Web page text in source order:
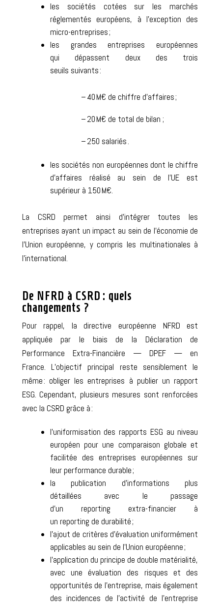
les sociétés cotées sur les marchés
réglementés européens, à l’exception des
micro-entreprises ;
les grandes entreprises européennes
quidépassent deux des trois
seuils suivants :
– 40 M€ de chiffre d’affaires ;
– 20 M€ de total de bilan ;
– 250 salariés .
les sociétés non européennes dont le chiffre
d’affaires réalisé au sein de l’UE est
supérieur à 150 M€.
La CSRD permet ainsi d’intégrer toutes les
entreprises ayant un impact au sein de l’économie de
l’Union européenne, y compris les multinationales à
l’international.
De NFRD à CSRD : quels
changements ?
Pour rappel, la directive européenne NFRD est
appliquée par le biais de la Déclaration de
Performance Extra-Financière — DPEF — en
France.L’objectif principal reste sensiblement le
même : obliger les entreprises à publier un rapport
ESG.Cependant, plusieurs mesures sont renforcées
avec la CSRD grâce à :
l’uniformisation des rapports ESG au niveau
européen pour une comparaison globale et
facilitée des entreprises européennes sur
leur performance durable ;
lapublication d’informations plus
détaillées avec le passage
d’un reporting extra-financier à
un reporting de durabilité ;
l’ajout de critères d’évaluation uniformément
applicables au sein de l’Union européenne;
l’application du principe dedouble matérialité,
avec une évaluation des risques et des
opportunités de l’entreprise, mais également
des incidences de l’activité de l’entreprise